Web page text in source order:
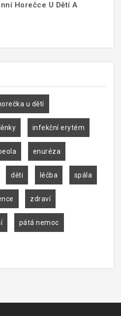
Horečce U Dětí A
u dětí
infekční erytém
enuréza
děti léčba spála
zdraví
pátá nemoc